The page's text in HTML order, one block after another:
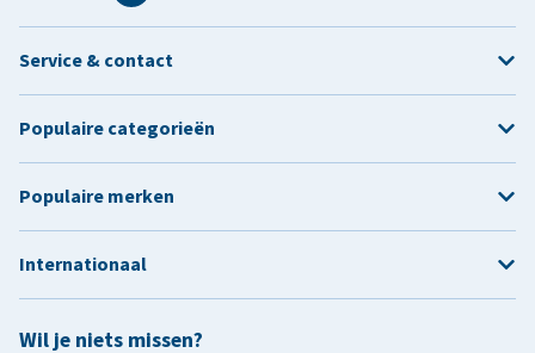
Wil je niets missen?
Service & contact
Populaire categorieën
Populaire merken
Internationaal